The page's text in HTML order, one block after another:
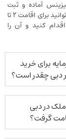
و ثبت
قانونی آن، می‌توانید برای اقامت ۲ تا
را